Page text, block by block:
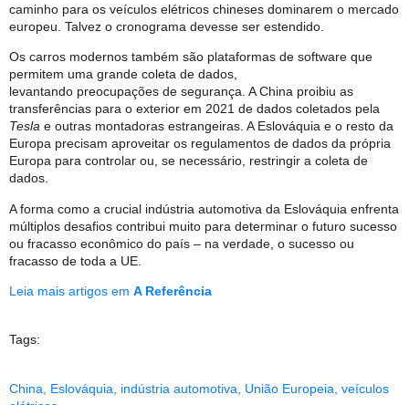
caminho para os veículos elétricos chineses dominarem o mercado
europeu. Talvez o cronograma devesse ser estendido.
Os carros modernos também são plataformas de software que
permitem uma grande coleta de dados,
levantando preocupações de segurança. A China proibiu as
transferências para o exterior em 2021 de dados coletados pela
Tesla e outras montadoras estrangeiras. A Eslováquia e o resto da
Europa precisam aproveitar os regulamentos de dados da própria
Europa para controlar ou, se necessário, restringir a coleta de
dados.
A forma como a crucial indústria automotiva da Eslováquia enfrenta
múltiplos desafios contribui muito para determinar o futuro sucesso
ou fracasso econômico do país – na verdade, o sucesso ou
fracasso de toda a UE.
Leia mais artigos em A Referência
Tags:
China Eslováquia indústria automotiva União Europeia veículos